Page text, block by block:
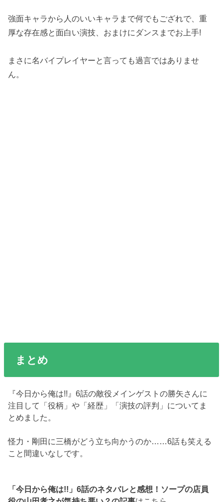
強面キャラから人のいいキャラまで何でもござれで、重
厚な存在感と面白い演技、おまけにダンスまでお上手!
まさに名バイプレイヤーと言っても過言ではありませ
ん。
まとめ
『今日から俺は!!』6話の敵役メインゲストの勝矢さんに
注目して「役柄」や「経歴」「演技の評判」についてま
とめました。
怪力・剛田に三橋がどう立ち向かうのか……6話も笑える
こと間違いなしです。
「今日から俺は!!」6話のネタバレと感想！ソープの店員